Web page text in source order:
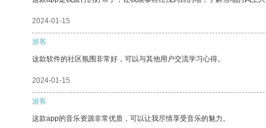
2024-01-15
游客
这款软件的社区氛围非常好，可以与其他用户交流学习心得。
2024-01-15
游客
这款app的音乐资源非常优质，可以让我尽情享受音乐的魅力。